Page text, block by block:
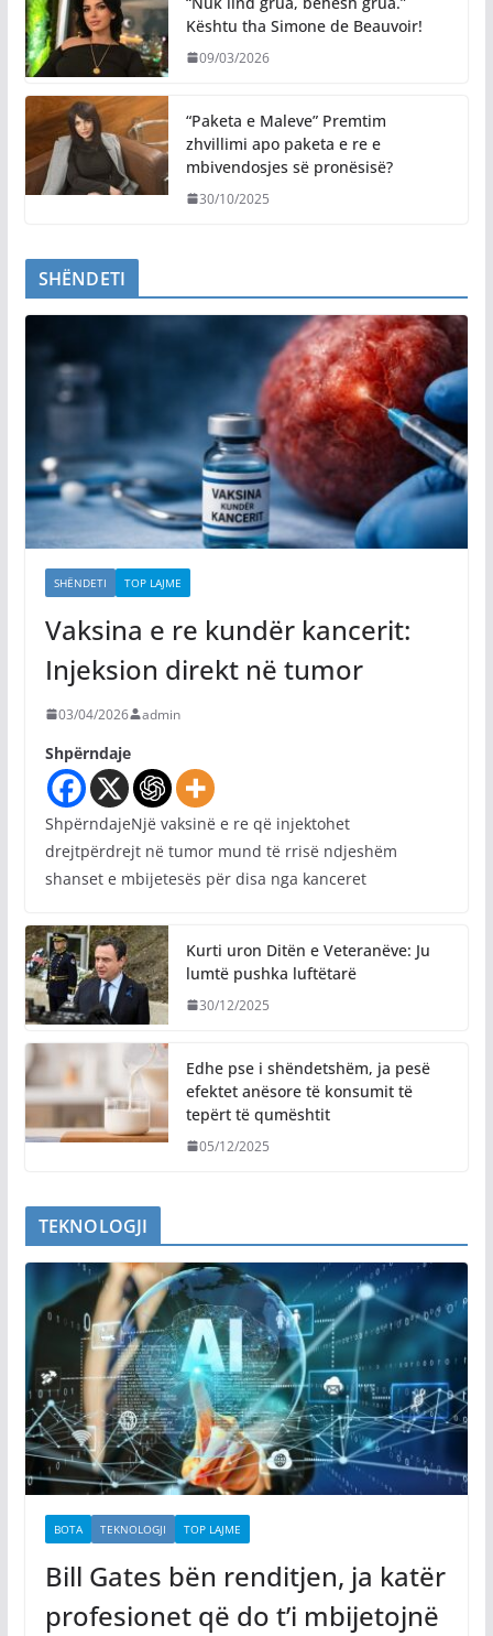
Kështu tha Simone de Beauvoir!
09/03/2026
“Paketa e Maleve” Premtim
zhvillimi apo paketa e re e
mbivendosjes së pronësisë?
30/10/2025
SHËNDETI
SHËNDETI TOP LAJME
Vaksina e re kundër kancerit:
Injeksion direkt në tumor
03/04/2026 admin
Shpërndaje
ShpërndajeNjë vaksinë e re që injektohet
drejtpërdrejt në tumor mund të rrisë ndjeshëm
shanset e mbijetesës për disa nga kanceret
Kurti uron Ditën e Veteranëve: Ju
lumtë pushka luftëtarë
30/12/2025
Edhe pse i shëndetshëm, ja pesë
efektet anësore të konsumit të
tepërt të qumështit
05/12/2025
TEKNOLOGJI
BOTA TEKNOLOGJI TOP LAJME
Bill Gates bën renditjen, ja katër
profesionet që do t’i mbijetojnë